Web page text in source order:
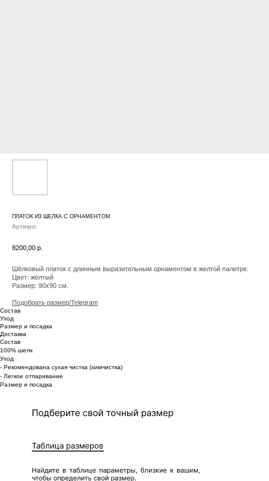
ПЛАТОК ИЗ ШЕЛКА С ОРНАМЕНТОМ
Артикул:
8200,00 р.
Шёлковый платок с длинным выразительным орнаментом в желтой палитре.
Цвет: желтый
Размер: 90х90 см.
Подобрать размер/Telegram
Состав
Уход
Размер и посадка
Доставка
Состав
100% шелк
Уход
- Рекомендована сухая чистка (химчистка)
- Легкое отпаривание
Размер и посадка